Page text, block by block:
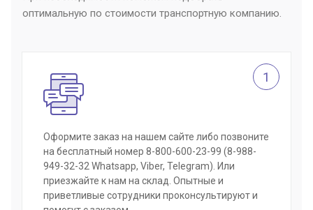
оптимальную по стоимости транспортную компанию.
1
Оформите заказ на нашем сайте либо позвоните
на бесплатный номер 8-800-600-23-99 (8-988-
949-32-32 Whatsapp, Viber, Telegram). Или
приезжайте к нам на склад. Опытные и
приветливые сотрудники проконсультируют и